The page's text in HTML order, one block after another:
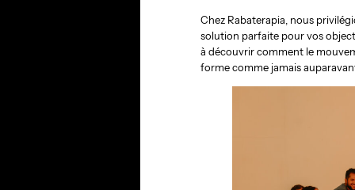
Chez Rabaterapia, nous
solution parfaite pour vos
à découvrir comment le
forme comme jamais